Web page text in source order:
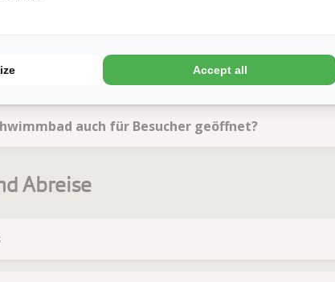
das Animationsteam anwesend?
auch für Besucher geöffnet?
Abreise
Accept all